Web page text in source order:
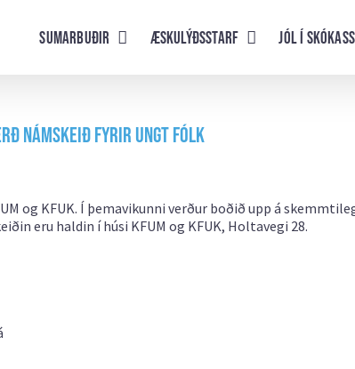
Sumarbuðir Æskulýðsstarf Jól í
námskeið fyrir ungt fólk
og KFUK. Í þemavikunni verður boðið upp á
eru haldin í húsi KFUM og KFUK, Holtavegi 28.